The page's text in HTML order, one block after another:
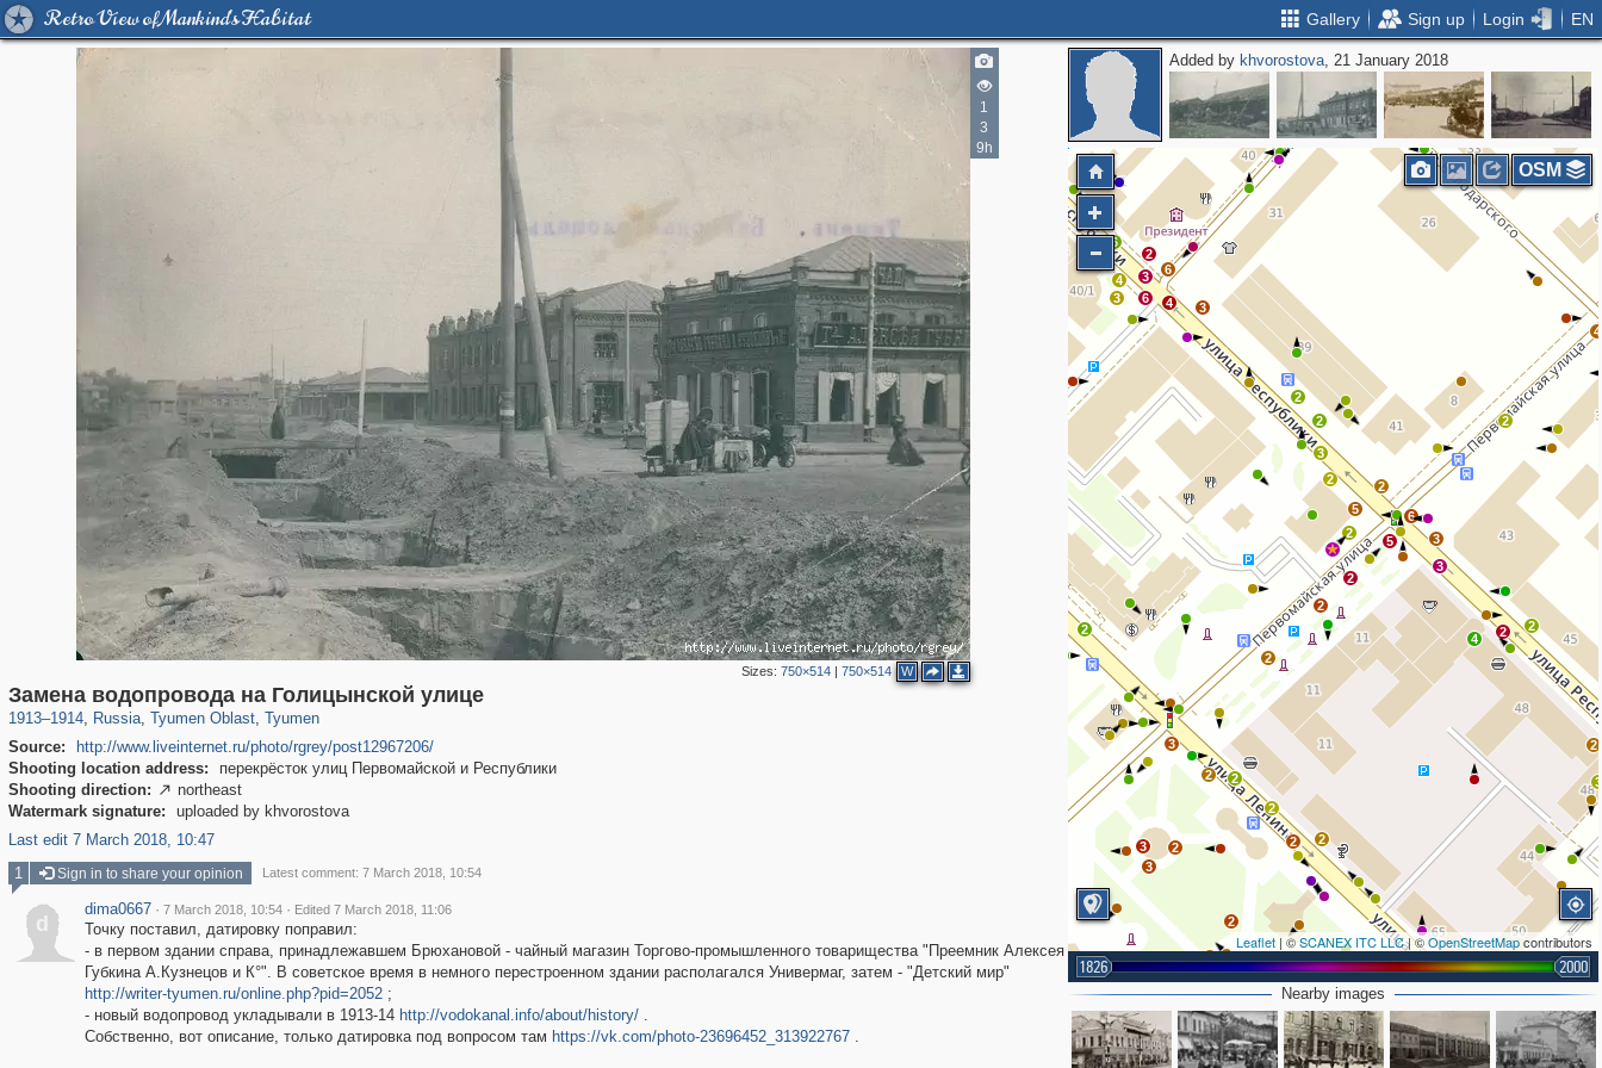
Retro View of Mankind's Habitat Gallery Sign up Login EN
1
3
9h
Sizes: 750×514| 750×514 W
Замена водопровода на Голицынской улице
1913–1914, Russia
1,406,803 29,243
, Tyumen Oblast
5,940 45
, Tyumen
4,136 9
Source:
http://www.liveinternet.ru/photo/rgrey/post12967206/
Shooting location address:
перекрёсток улиц Первомайской и Республики
Shooting direction:  northeast
Watermark signature:
uploaded by khvorostova
Last edit 7 March 2018, 10:47
Added by khvorostova, 21 January 2018
2
2
2
2
2
2
3
2
3
3
2 2
2
2
6
10
3 6
4 3
2
6
4 3
2
2
3
2
5
2
5
6
2
3
3
2
2
3
2
4 2 2
2
4
Leaflet | ©SCANEX ITC LLC| ©OpenStreetMapcontributors
1826 2000
OSM
Nearby images
1 Sign in to share your opinion Latest comment: 7 March 2018, 10:54
d
dima0667 · 7 March 2018, 10:54 · Edited 7 March 2018, 11:06
Точку поставил, датировку поправил:
- в первом здании справа, принадлежавшем Брюхановой - чайный магазин Торгово-промышленного товарищества "Преемник Алексея
Губкина А.Кузнецов и К°". В советское время в немного перестроенном здании располагался Универмаг, затем - "Детский мир"
http://writer-tyumen.ru/online.php?pid=2052;
- новый водопровод укладывали в 1913-14 http://vodokanal.info/about/history/.
Собственно, вот описание, только датировка под вопросом там https://vk.com/photo-23696452_313922767.